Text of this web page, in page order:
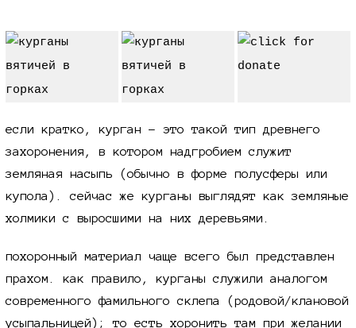
если кратко, курган - это такой тип древнего
захоронения, в котором надгробием служит
земляная насыпь (обычно в форме полусферы или
купола). сейчас же курганы выглядят как земляные
холмики с выросшими на них деревьями.
похоронный материал чаще всего был представлен
прахом. как правило, курганы служили аналогом
современного фамильного склепа (родовой/клановой
усыпальницей); то есть хоронить там при желании